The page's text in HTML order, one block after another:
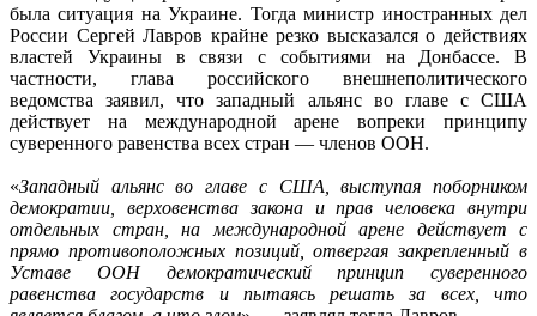
была ситуация на Украине. Тогда министр иностранных дел
России Сергей Лавров крайне резко высказался о действиях
властей Украины в связи с событиями на Донбассе. В
частности, глава российского внешнеполитического
ведомства заявил, что западный альянс во главе с США
действует на международной арене вопреки принципу
суверенного равенства всех стран — членов ООН.
«Западный альянс во главе с США, выступая поборником
демократии, верховенства закона и прав человека внутри
отдельных стран, на международной арене действует с
прямо противоположных позиций, отвергая закрепленный в
Уставе ООН демократический принцип суверенного
равенства государств и пытаясь решать за всех, что